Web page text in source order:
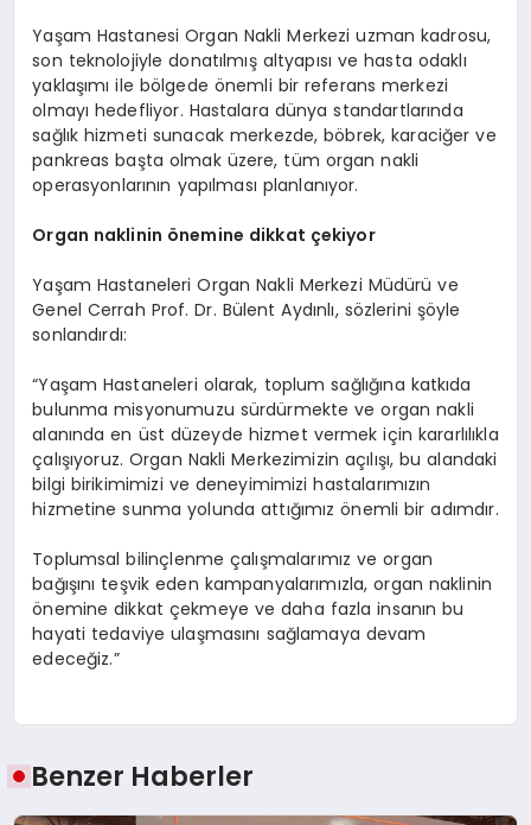
Yaşam Hastanesi Organ Nakli Merkezi uzman kadrosu,
son teknolojiyle donatılmış altyapısı ve hasta odaklı
yaklaşımı ile bölgede önemli bir referans merkezi
olmayı hedefliyor. Hastalara dünya standartlarında
sağlık hizmeti sunacak merkezde, böbrek, karaciğer ve
pankreas başta olmak üzere, tüm organ nakli
operasyonlarının yapılması planlanıyor.
Organ naklinin önemine dikkat çekiyor
Yaşam Hastaneleri Organ Nakli Merkezi Müdürü ve
Genel Cerrah Prof. Dr. Bülent Aydınlı, sözlerini şöyle
sonlandırdı:
“Yaşam Hastaneleri olarak, toplum sağlığına katkıda
bulunma misyonumuzu sürdürmekte ve organ nakli
alanında en üst düzeyde hizmet vermek için kararlılıkla
çalışıyoruz. Organ Nakli Merkezimizin açılışı, bu alandaki
bilgi birikimimizi ve deneyimimizi hastalarımızın
hizmetine sunma yolunda attığımız önemli bir adımdır.
Toplumsal bilinçlenme çalışmalarımız ve organ
bağışını teşvik eden kampanyalarımızla, organ naklinin
önemine dikkat çekmeye ve daha fazla insanın bu
hayati tedaviye ulaşmasını sağlamaya devam
edeceğiz.”
Benzer Haberler